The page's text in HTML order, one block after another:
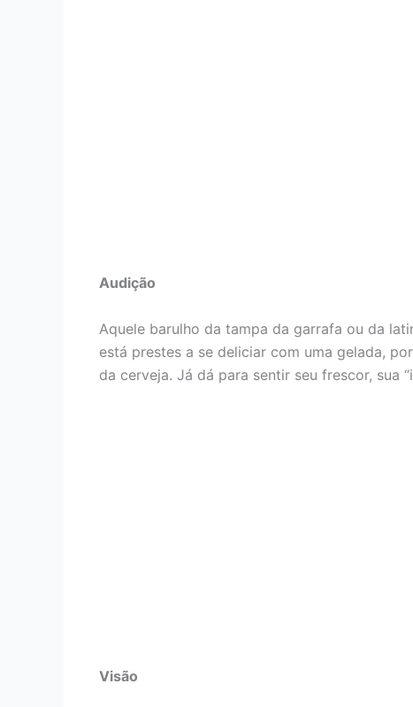
Audição
Aquele barulho da tampa da garrafa ou da
está prestes a se deliciar com uma gelada,
da cerveja. Já dá para sentir seu frescor, sua
Visão